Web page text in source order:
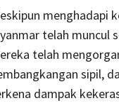
menghadapi
telah muncul
telah
sipil,
dampak